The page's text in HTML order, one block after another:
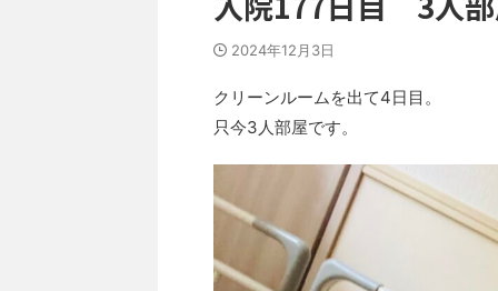
2024年12月3日
クリーンルームを出て4日目。
只今3人部屋です。